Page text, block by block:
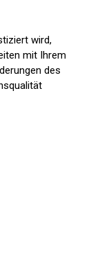
wird,
mit Ihrem
des